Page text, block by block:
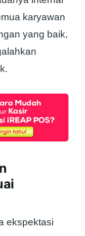
karyawan
yang baik,
ekspektasi